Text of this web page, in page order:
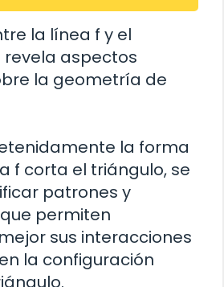
la línea f y el
revela aspectos
la geometría de
la forma
f corta el triángulo, se
patrones y
permiten
sus interacciones
la configuración